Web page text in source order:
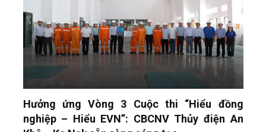
Hưởng ứng Vòng 3 Cuộc thi “Hiểu đồng
nghiệp – Hiểu EVN”: CBCNV Thủy điện An